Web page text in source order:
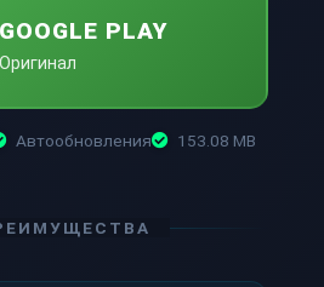
GOOGLE PLAY
Оригинал
Автообновления 153.08 MB